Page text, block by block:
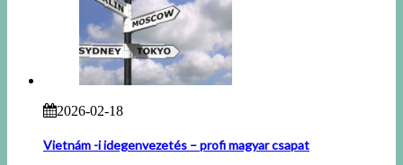
2026-02-18
Vietnám -i idegenvezetés – profi magyar csapat